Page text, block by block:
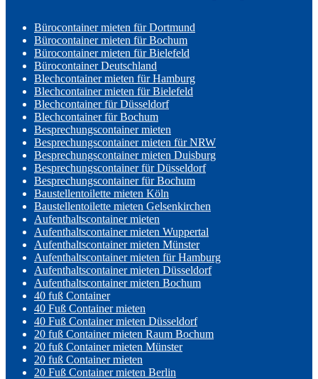
Bürocontainer mieten für Dortmund
Bürocontainer mieten für Bochum
Bürocontainer mieten für Bielefeld
Bürocontainer Deutschland
Blechcontainer mieten für Hamburg
Blechcontainer mieten für Bielefeld
Blechcontainer für Düsseldorf
Blechcontainer für Bochum
Besprechungscontainer mieten
Besprechungscontainer mieten für NRW
Besprechungscontainer mieten Duisburg
Besprechungscontainer für Düsseldorf
Besprechungscontainer für Bochum
Baustellentoilette mieten Köln
Baustellentoilette mieten Gelsenkirchen
Aufenthaltscontainer mieten
Aufenthaltscontainer mieten Wuppertal
Aufenthaltscontainer mieten Münster
Aufenthaltscontainer mieten für Hamburg
Aufenthaltscontainer mieten Düsseldorf
Aufenthaltscontainer mieten Bochum
40 fuß Container
40 Fuß Container mieten
40 Fuß Container mieten Düsseldorf
20 fuß Container mieten Raum Bochum
20 fuß Container mieten Münster
20 fuß Container mieten
20 Fuß Container mieten Berlin